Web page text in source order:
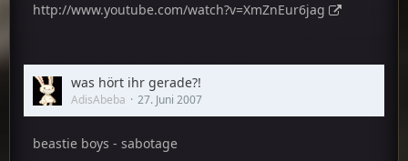
http://www.youtube.com/watch?v=XmZnEur6jag
was hört ihr gerade?!
AdisAbeba 27. Juni 2007
beastie boys - sabotage